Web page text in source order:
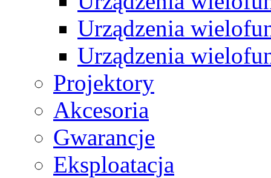
Urządzenia
Urządzenia
Projektory
Akcesoria
Gwarancje
Eksploatacja